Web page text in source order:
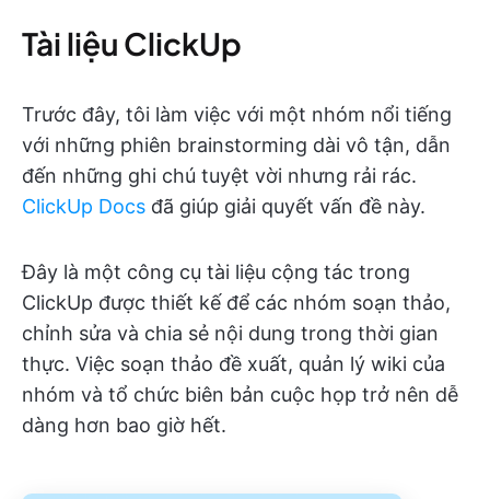
Tài liệu ClickUp
Trước đây, tôi làm việc với một nhóm nổi tiếng
với những phiên brainstorming dài vô tận, dẫn
đến những ghi chú tuyệt vời nhưng rải rác.
ClickUp Docs đã giúp giải quyết vấn đề này.
Đây là một công cụ tài liệu cộng tác trong
ClickUp được thiết kế để các nhóm soạn thảo,
chỉnh sửa và chia sẻ nội dung trong thời gian
thực. Việc soạn thảo đề xuất, quản lý wiki của
nhóm và tổ chức biên bản cuộc họp trở nên dễ
dàng hơn bao giờ hết.